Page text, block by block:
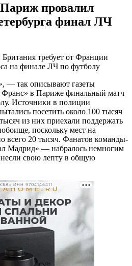
провалил
финал ЛЧ
Британия требует от Франции
на финале ЛЧ по футболу
— так описывают газеты
Франс» в Париже финальный матч
Источники в полиции
посетить около 100 тысяч
из них приехали поддержать
поскольку мест на
всего 20 тысяч. Фанатов команды-
Мадрид» — набралось немногим
свою лепту в общую
ИНН 9704146411